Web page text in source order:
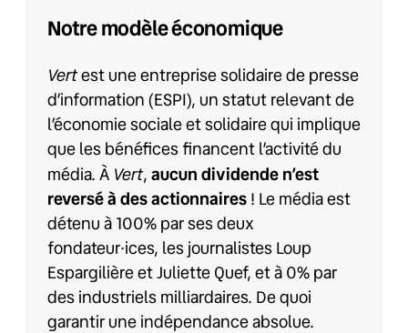
Notre modèle économique
Vertest une entreprise solidaire de presse
d’information (ESPI), un statut relevant de
l’économie sociale et solidaire qui implique
que les bénéfices financent l’activité du
média. À Vert, aucun dividende n’est
reversé à des actionnaires ! Le média est
détenu à 100% par ses deux
fondateur·ices, les journalistes Loup
Espargilière et Juliette Quef, et à 0% par
des industriels milliardaires. De quoi
garantir une indépendance absolue.